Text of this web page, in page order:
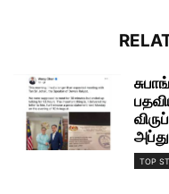
TOP